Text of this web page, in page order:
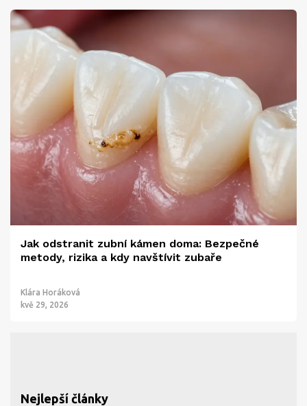
Jak odstranit zubní kámen doma: Bezpečné
metody, rizika a kdy navštívit zubaře
Klára Horáková
kvě 29, 2026
Nejlepší články